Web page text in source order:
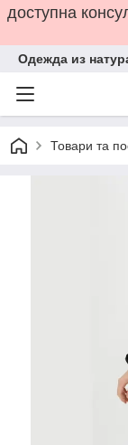
доступна
Одежда из
Товари та